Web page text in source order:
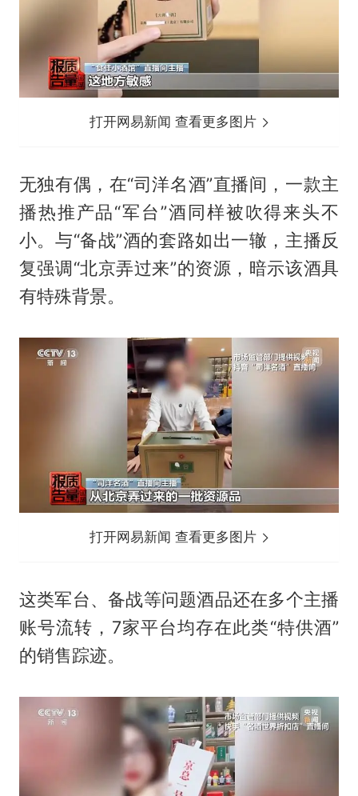
打开网易新闻 查看更多图片
无独有偶，在“司洋名酒”直播间，一款主
播热推产品“军台”酒同样被吹得来头不
小。与“备战”酒的套路如出一辙，主播反
复强调“北京弄过来”的资源，暗示该酒具
有特殊背景。
打开网易新闻 查看更多图片
这类军台、备战等问题酒品还在多个主播
账号流转，7家平台均存在此类“特供酒”
的销售踪迹。